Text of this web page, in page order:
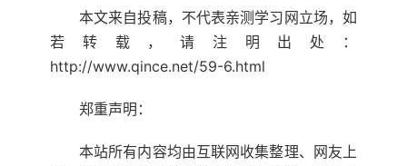
本文来自投稿，不代表亲测学习网立场，如
若转载，请注明出处：
http://www.qince.net/59-6.html
郑重声明：
本站所有内容均由互联网收集整理、网友上